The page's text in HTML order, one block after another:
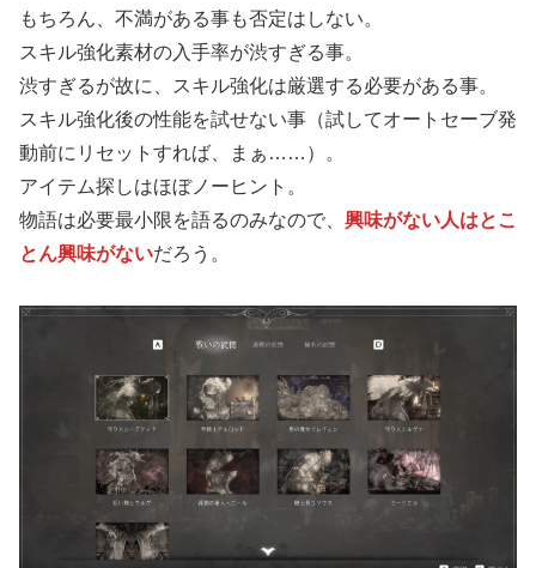
もちろん、不満がある事も否定はしない。
スキル強化素材の入手率が渋すぎる事。
渋すぎるが故に、スキル強化は厳選する必要がある事。
スキル強化後の性能を試せない事（試してオートセーブ発
動前にリセットすれば、まぁ……）。
アイテム探しはほぼノーヒント。
物語は必要最小限を語るのみなので、 興味がない人はとこ
とん興味がないだろう。